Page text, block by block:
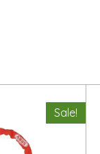
Sale!